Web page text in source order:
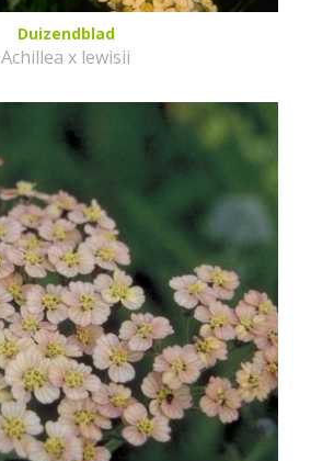
Duizendblad
Achillea x lewisii